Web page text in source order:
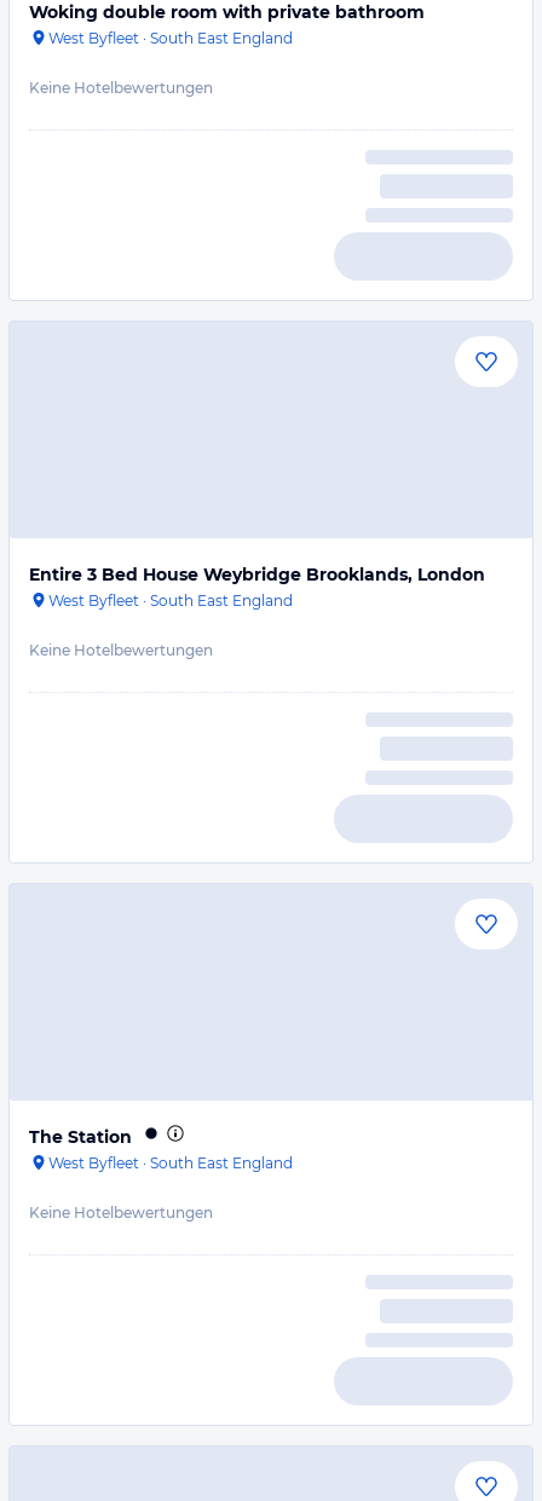
Woking double room with private bathroom
West Byfleet · South East England
Keine Hotelbewertungen
Entire 3 Bed House Weybridge Brooklands, London
West Byfleet · South East England
Keine Hotelbewertungen
The Station
West Byfleet · South East England
Keine Hotelbewertungen